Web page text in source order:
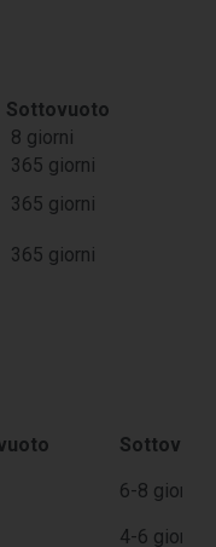
Sottovuoto
8 giorni
365 giorni
365 giorni
365 giorni
6-8 giorni
4-6 giorni